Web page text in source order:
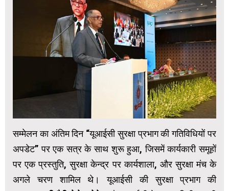
सम्मेलन का अंतिम दिन “यूआईसी सुरक्षा प्रभाग की गतिविधियों पर
अपडेट” पर एक सत्र के साथ शुरू हुआ, जिसमें कार्यकारी समूहों
पर एक प्रस्तुति, सुरक्षा केन्‍द्र पर कार्यशाला, और सुरक्षा मंच के
अगले चरण शामिल थे। यूआईसी की सुरक्षा प्रभाग की